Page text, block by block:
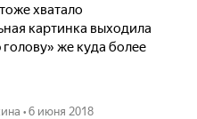
хватало
картинка выходила
же куда более
• 6 июня 2018